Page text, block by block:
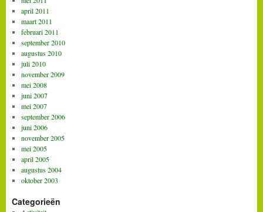
april 2011
maart 2011
februari 2011
september 2010
augustus 2010
juli 2010
november 2009
mei 2008
juni 2007
mei 2007
september 2006
juni 2006
november 2005
mei 2005
april 2005
augustus 2004
oktober 2003
Categorieën